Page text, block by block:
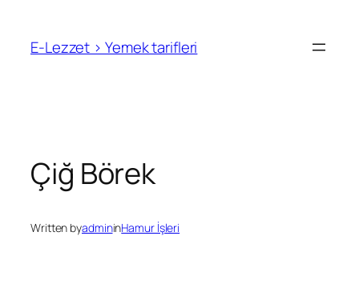
E-Lezzet › Yemek tarifleri
Çiğ Börek
Written byadmininHamur İşleri